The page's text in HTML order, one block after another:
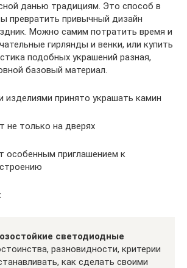
данью традициям. Это способ в
превратить привычный дизайн
Можно самим потратить время и
гирлянды и венки, или купить
подобных украшений разная,
базовый материал.
изделиями принято украшать камин
не только на дверях
особенным приглашением к
светодиодные
разновидности, критерии
как сделать своими